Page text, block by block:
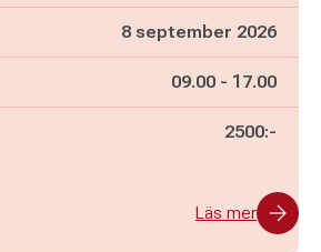
8 september 2026
Pågår mellan
09.00 - och
17.00
2500:-
Läs mer